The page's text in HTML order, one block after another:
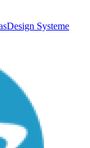
Systeme